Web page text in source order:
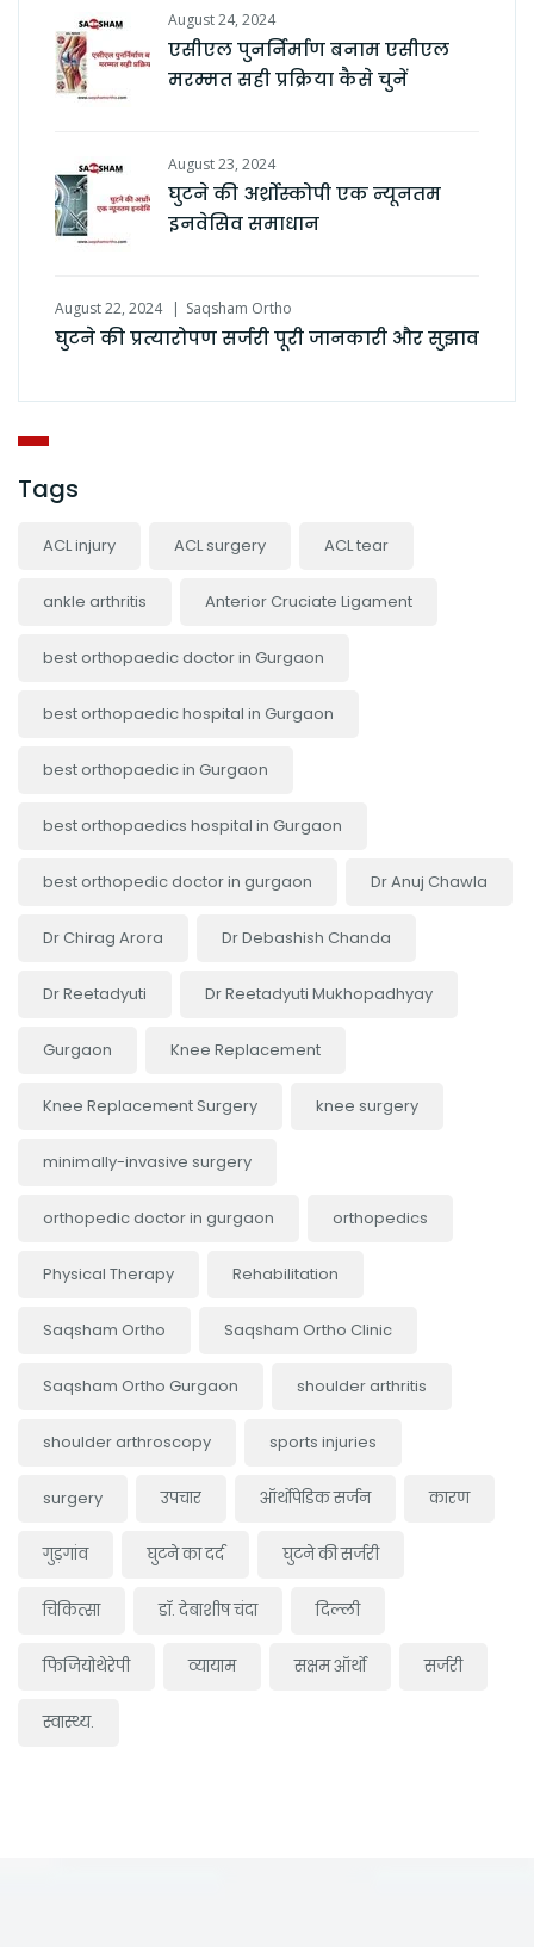
August 24, 2024
एसीएल पुनर्निर्माण बनाम एसीएल
मरम्मत सही प्रक्रिया कैसे चुनें
August 23, 2024
घुटने की अर्थ्रोस्कोपी एक न्यूनतम
इनवेसिव समाधान
August 22, 2024 Saqsham Ortho
घुटने की प्रत्यारोपण सर्जरी पूरी जानकारी और सुझाव
Tags
ACL injury ACL surgery ACL tear
ankle arthritis Anterior Cruciate Ligament
best orthopaedic doctor in Gurgaon
best orthopaedic hospital in Gurgaon
best orthopaedic in Gurgaon
best orthopaedics hospital in Gurgaon
best orthopedic doctor in gurgaon Dr Anuj Chawla
Dr Chirag Arora Dr Debashish Chanda
Dr Reetadyuti Dr Reetadyuti Mukhopadhyay
Gurgaon Knee Replacement
Knee Replacement Surgery knee surgery
minimally-invasive surgery
orthopedic doctor in gurgaon orthopedics
Physical Therapy Rehabilitation
Saqsham Ortho Saqsham Ortho Clinic
Saqsham Ortho Gurgaon shoulder arthritis
shoulder arthroscopy sports injuries
surgery उपचार ऑर्थोपेडिक सर्जन कारण
गुड़गांव घुटने का दर्द घुटने की सर्जरी
चिकित्सा डॉ. देबाशीष चंदा दिल्ली
फिजियोथेरेपी व्यायाम सक्षम ऑर्थो सर्जरी
स्वास्थ्य.